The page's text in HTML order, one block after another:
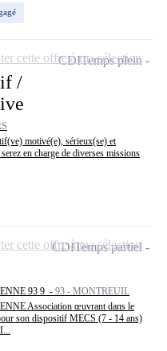
/
motivé(e), sérieux(se) et
en charge de diverses missions
CDITemps plein
cette offre à ma sélection
93 9 - 93 - MONTREUIL
Association œuvrant dans le
son dispositif MECS (7 - 14 ans)
CDITemps partiel
cette offre à ma sélection